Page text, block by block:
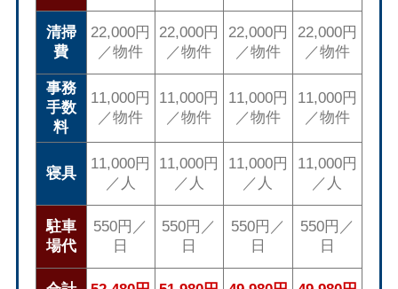
清掃
費
22,000円
／物件
22,000円
／物件
22,000円
／物件
22,000円
／物件
事務
手数
料
11,000円
／物件
11,000円
／物件
11,000円
／物件
11,000円
／物件
寝具
11,000円
／人
11,000円
／人
11,000円
／人
11,000円
／人
駐車
場代
550円／
日
550円／
日
550円／
日
550円／
日